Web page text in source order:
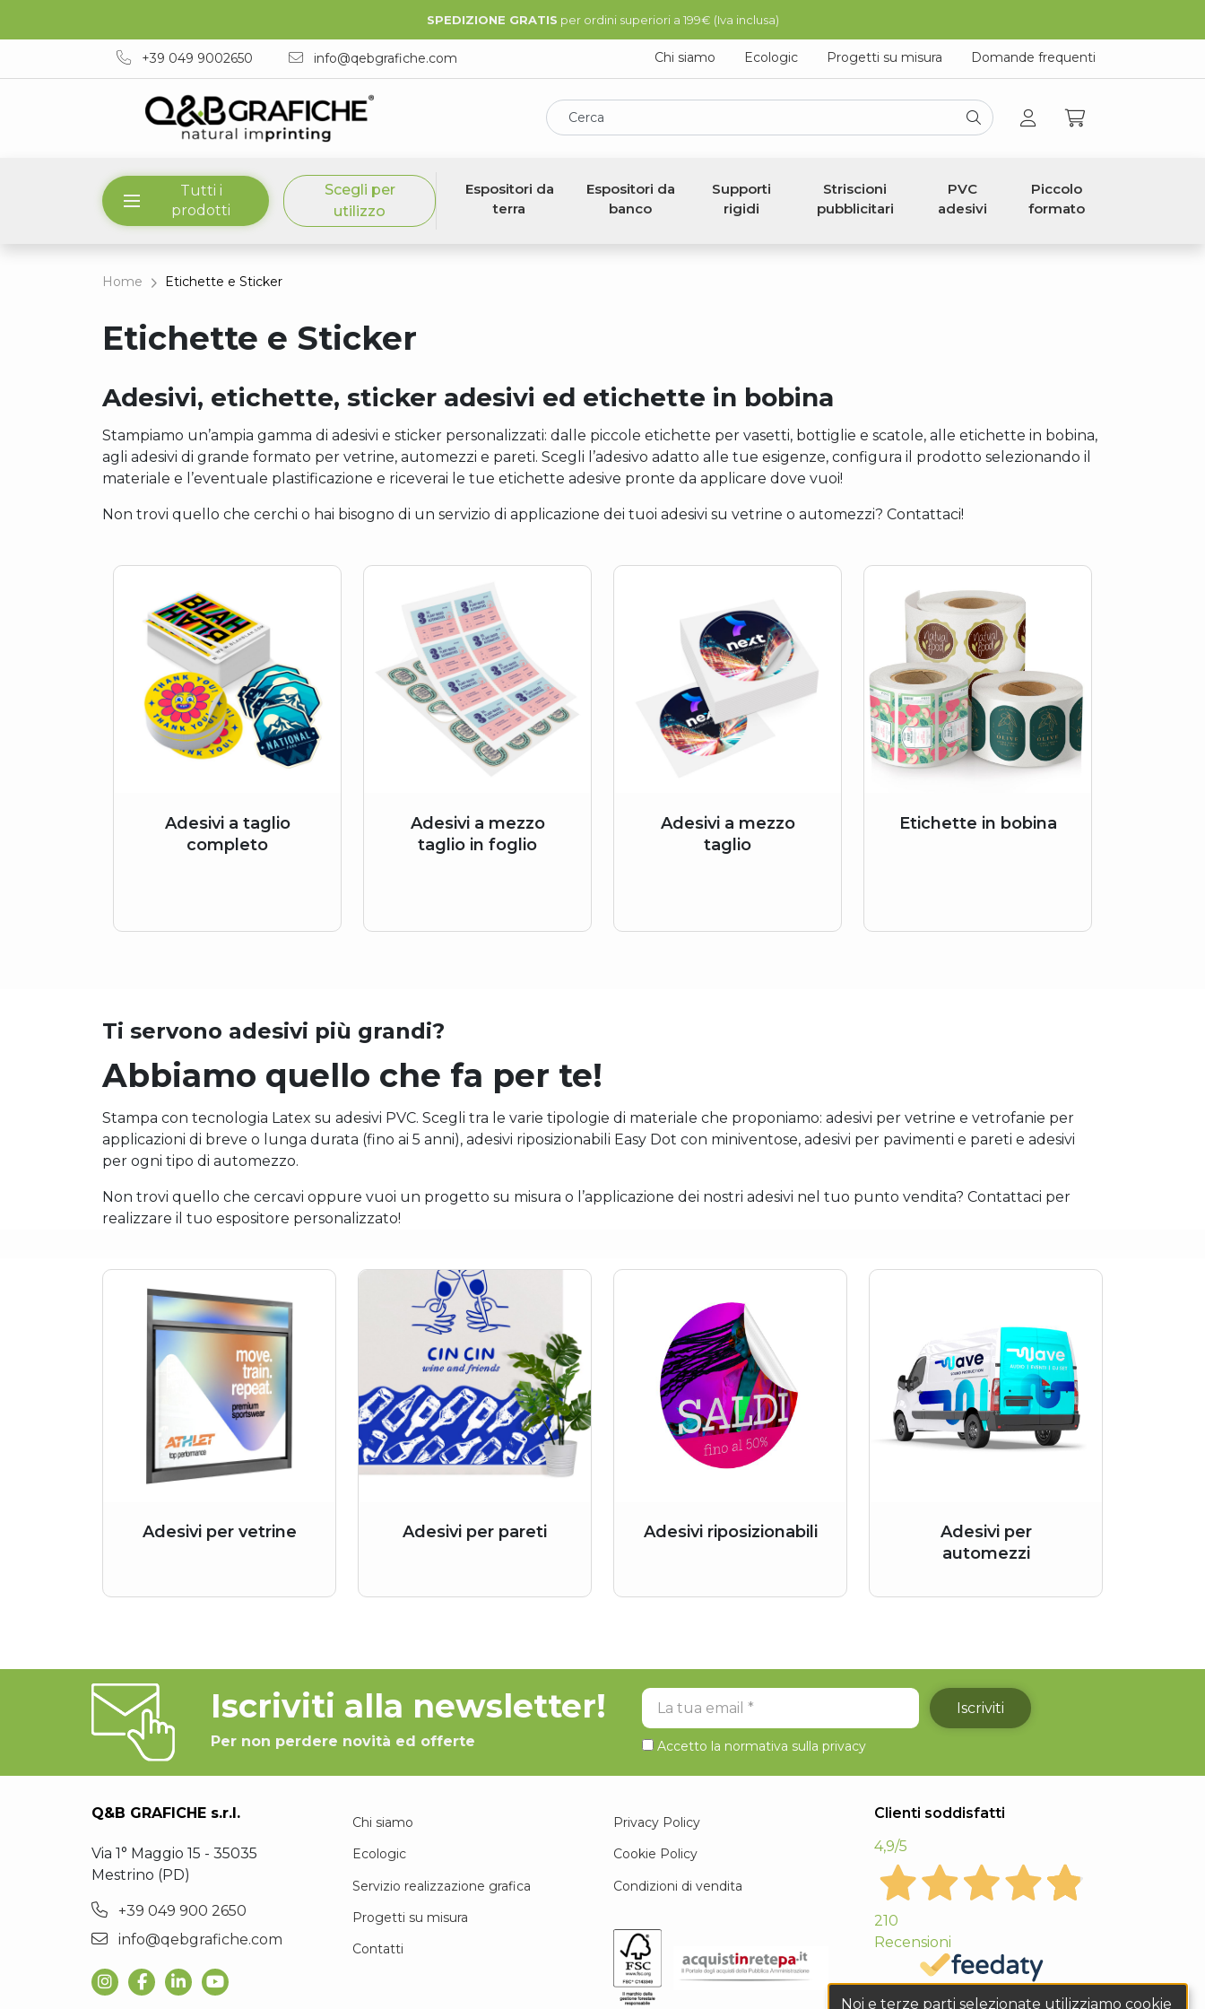
SPEDIZIONE GRATIS per ordini superiori a 199€ (Iva inclusa)
+39 049 9002650 info@qebgrafiche.com Chi siamo Ecologic Progetti su misura Domande frequenti
Cerca
Tutti i
prodotti
Scegli per
utilizzo
Espositori da
terra
Espositori da
banco
Supporti
rigidi
Striscioni
pubblicitari
PVC
adesivi
Piccolo
formato
Home Etichette e Sticker
Etichette e Sticker
Adesivi, etichette, sticker adesivi ed etichette in bobina
Stampiamo un’ampia gamma di adesivi e sticker personalizzati: dalle piccole etichette per vasetti, bottiglie e scatole, alle etichette in bobina,
agli adesivi di grande formato per vetrine, automezzi e pareti. Scegli l’adesivo adatto alle tue esigenze, configura il prodotto selezionando il
materiale e l’eventuale plastificazione e riceverai le tue etichette adesive pronte da applicare dove vuoi!
Non trovi quello che cerchi o hai bisogno di un servizio di applicazione dei tuoi adesivi su vetrine o automezzi? Contattaci!
Adesivi a taglio
completo
Adesivi a mezzo
taglio in foglio
Adesivi a mezzo
taglio
Etichette in bobina
Ti servono adesivi più grandi?
Abbiamo quello che fa per te!
Stampa con tecnologia Latex su adesivi PVC. Scegli tra le varie tipologie di materiale che proponiamo: adesivi per vetrine e vetrofanie per
applicazioni di breve o lunga durata (fino ai 5 anni), adesivi riposizionabili Easy Dot con miniventose, adesivi per pavimenti e pareti e adesivi
per ogni tipo di automezzo.
Non trovi quello che cercavi oppure vuoi un progetto su misura o l’applicazione dei nostri adesivi nel tuo punto vendita? Contattaci per
realizzare il tuo espositore personalizzato!
Adesivi per vetrine Adesivi per pareti Adesivi riposizionabili
Adesivi per
automezzi
Iscriviti alla newsletter!
Per non perdere novità ed offerte
La tua email Iscriviti
Accetto la normativa sulla privacy
Q&B GRAFICHE s.r.l.
Via 1° Maggio 15 - 35035
Mestrino (PD)
+39 049 900 2650
info@qebgrafiche.com
Chi siamo
Ecologic
Servizio realizzazione grafica
Progetti su misura
Contatti
Privacy Policy
Cookie Policy
Condizioni di vendita
Clienti soddisfatti
4,9/5
210
Recensioni
Noi e terze parti selezionate utilizziamo cookie